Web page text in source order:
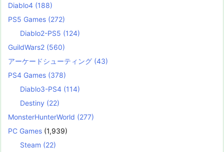
Diablo4 (188)
PS5 Games (272)
Diablo2-PS5 (124)
GuildWars2 (560)
アーケードシューティング (43)
PS4 Games (378)
Diablo3-PS4 (114)
Destiny (22)
MonsterHunterWorld (277)
PC Games (1,939)
Steam (22)